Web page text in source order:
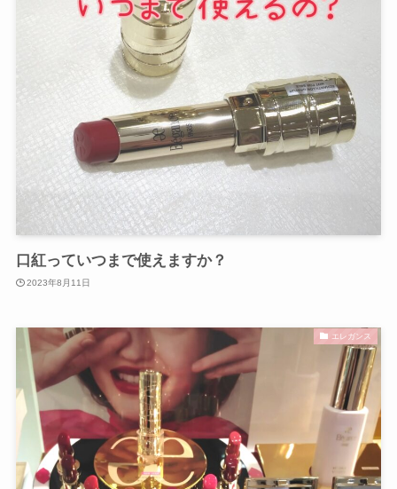
口紅っていつまで使えますか？
2023年8月11日
エレガンス